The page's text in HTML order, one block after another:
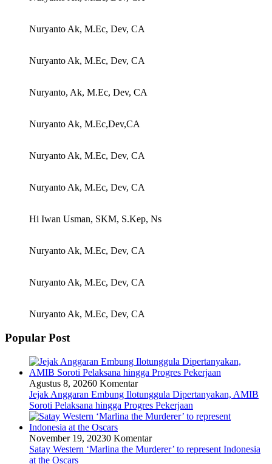
Nuryanto Ak, M.Ec, Dev, CA
Nuryanto Ak, M.Ec, Dev, CA
Nuryanto, Ak, M.Ec, Dev, CA
Nuryanto Ak, M.Ec,Dev,CA
Nuryanto Ak, M.Ec, Dev, CA
Nuryanto Ak, M.Ec, Dev, CA
Hi Iwan Usman, SKM, S.Kep, Ns
Nuryanto Ak, M.Ec, Dev, CA
Nuryanto Ak, M.Ec, Dev, CA
Nuryanto Ak, M.Ec, Dev, CA
Popular Post
Agustus 8, 20260 Komentar
Jejak Anggaran Embung Ilotunggula Dipertanyakan, AMIB
Soroti Pelaksana hingga Progres Pekerjaan
November 19, 20230 Komentar
Satay Western ‘Marlina the Murderer’ to represent Indonesia
at the Oscars